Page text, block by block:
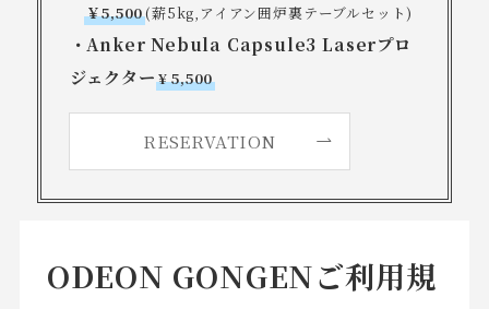
￥5,500(薪5kg,アイアン囲炉裏テーブルセット)
・Anker Nebula Capsule3 Laserプロ
ジェクター¥ 5,500
RESERVATION
ODEON GONGENご利用規